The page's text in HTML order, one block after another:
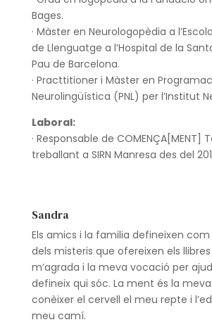
Bages.
· Màster en Neurologopèdia a
de Llenguatge a l’Hospital de la
Pau de Barcelona.
· Practtitioner i Màster en
Neurolingüística (PNL) per l’Institut
Laboral:
· Responsable de COMENÇA[MENT]
treballant a SIRN Manresa des del
Sandra
Els amics i la familia defineixen
dels misteris que ofereixen els
m’agrada i la meva vocació per
defineix qui sóc. La ment és la
conèixer el cervell el meu repte i
meu camí.